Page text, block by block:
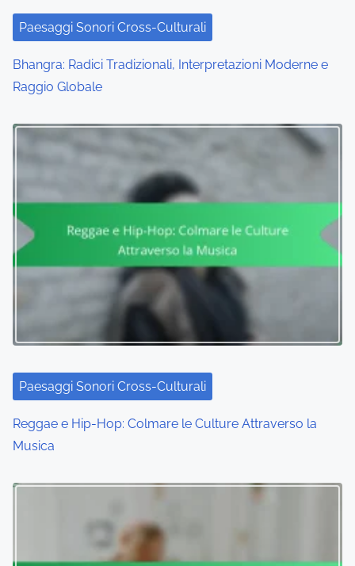
Paesaggi Sonori Cross-Culturali
Bhangra: Radici Tradizionali, Interpretazioni Moderne e
Raggio Globale
Paesaggi Sonori Cross-Culturali
Reggae e Hip-Hop: Colmare le Culture Attraverso la
Musica